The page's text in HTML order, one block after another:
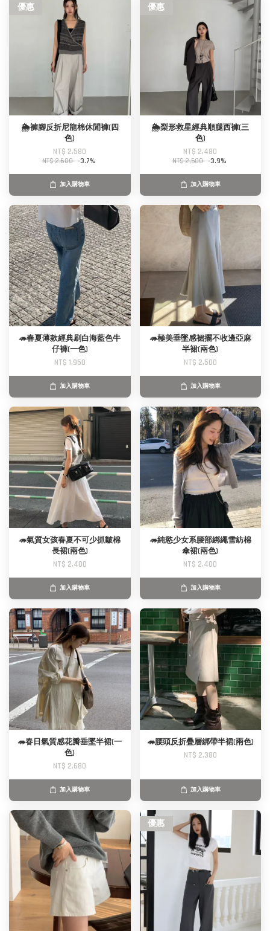
優惠
🌦️褲腳反折尼龍棉休閒褲(四
色)
NT$ 2,580
NT$ 2,680 -3.7%
加入購物車
優惠
🌦️梨形救星經典順腿西褲(三
色)
NT$ 2,480
NT$ 2,580 -3.9%
加入購物車
🦔春夏薄款經典刷白海藍色牛
仔褲(一色)
NT$ 1,950
加入購物車
🦔極美垂墜感裙擺不收邊亞麻
半裙(兩色)
NT$ 2,500
加入購物車
🦔氣質女孩春夏不可少抓皺棉
長裙(兩色)
NT$ 2,400
加入購物車
🦔純慾少女系腰部綁繩雪紡棉
傘裙(兩色)
NT$ 2,400
加入購物車
🦔春日氣質感花瓣垂墜半裙(一
色)
NT$ 2,680
加入購物車
🦔腰頭反折疊層綁帶半裙(兩色)
NT$ 2,380
加入購物車
優惠